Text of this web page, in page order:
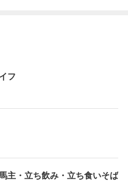
フ
主・立ち飲み・立ち食いそば